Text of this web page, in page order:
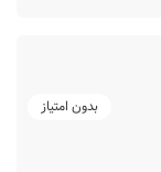
بدون امتیاز